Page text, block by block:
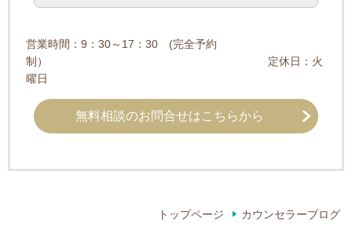
営業時間：9：30～17：30 (完全予約
制） 定休日：火
曜日
無料相談のお問合せはこちらから
トップページ カウンセラーブログ